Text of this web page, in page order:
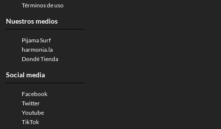
Términos de uso
Nuestros medios
Pijama Surf
harmonia.la
Dondé Tienda
Social media
Facebook
Twitter
Youtube
TikTok